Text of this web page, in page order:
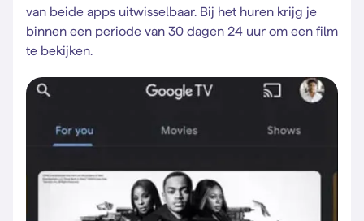
van beide apps uitwisselbaar. Bij het huren krijg je
binnen een periode van 30 dagen 24 uur om een film
te bekijken.